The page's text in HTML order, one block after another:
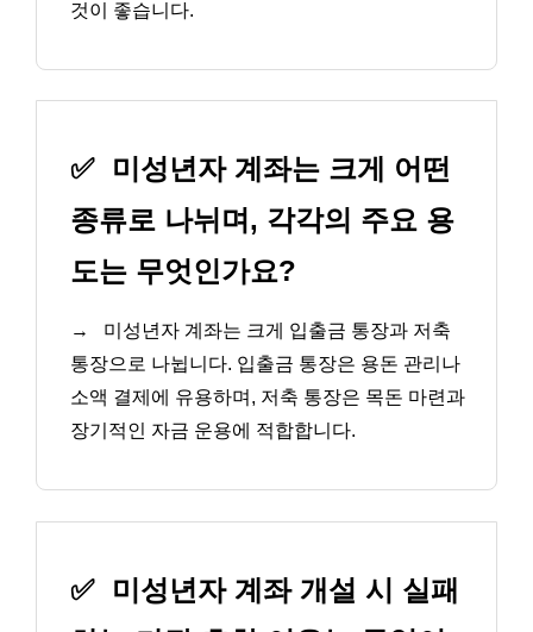
것이 좋습니다.
✅
미성년자 계좌는 크게 어떤
종류로 나뉘며, 각각의 주요 용
도는 무엇인가요?
→
미성년자 계좌는 크게 입출금 통장과 저축
통장으로 나뉩니다. 입출금 통장은 용돈 관리나
소액 결제에 유용하며, 저축 통장은 목돈 마련과
장기적인 자금 운용에 적합합니다.
✅
미성년자 계좌 개설 시 실패